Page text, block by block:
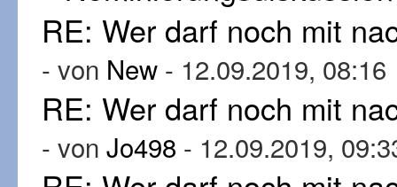
RE: Wer darf noch mit
- von New - 12.09.2019, 08:16
RE: Wer darf noch mit
- von Jo498 - 12.09.2019,